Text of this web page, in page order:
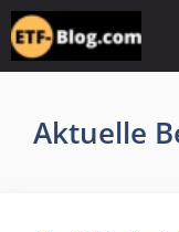
Zum
Inhalt
springen
Aktuelle